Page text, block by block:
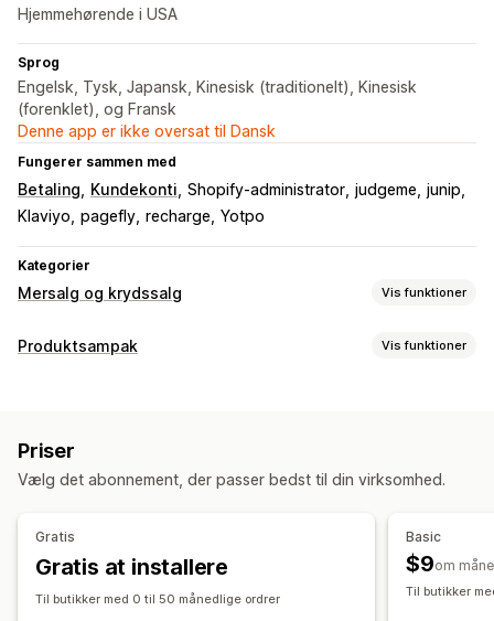
Hjemmehørende i USA
Sprog
Engelsk, Tysk, Japansk, Kinesisk (traditionelt), Kinesisk
(forenklet), og Fransk
Denne app er ikke oversat til Dansk
Fungerer sammen med
Betaling Kundekonti Shopify-administrator judgeme junip
Klaviyo pagefly recharge Yotpo
Kategorier
Mersalg og krydssalg Vis funktioner
Tilpasning
Fastgjort indkøbskurv
Tilpasset CSS Tilpasset HTML Multivaluta
Flere sprog
Tilbud og anbefalinger
Ofte købt sammen
Produktsampak Vis funktioner
Engrospakker
Ofte købt sammen Relaterede produkter
Abonnementer
Priser
Vælg det abonnement, der passer bedst til din virksomhed.
Gratis
Gratis at installere
Til butikker med 0 til 50 månedlige ordrer
Basic
$9om
Til butikker